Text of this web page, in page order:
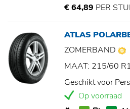
€ 64,89 PER
ATLAS
ZOMERBAND
MAAT: 215/60
Geschikt voor
Op voorraad